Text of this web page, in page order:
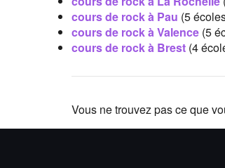
cours de rock à Pau (5
cours de rock à Valence (5
cours de rock à Brest (4
Vous ne trouvez pas ce que